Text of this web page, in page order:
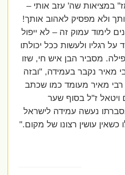
במציאות שה' עזב אותי –
ולא מפסיק לאהוב אותך!
לימוד עמוק זה – לא ייפול
רגליו ולעשות ככל יכולתו
מסביר הבן איש חי, שזו
נקבר בעמידה, "ובזה
מאיר מעומד כמו שכתב
ויטאל ז"ל בסוף שער
נעשה עמידה לישראל
עושין רצונו של מקום."